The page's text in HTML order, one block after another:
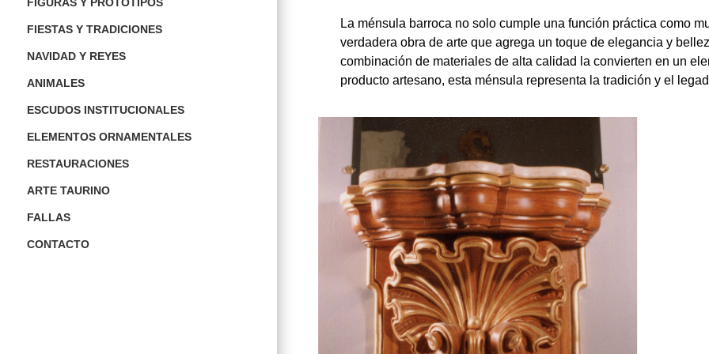
FIESTAS Y TRADICIONES
NAVIDAD Y REYES
ANIMALES
ESCUDOS INSTITUCIONALES
ELEMENTOS ORNAMENTALES
RESTAURACIONES
ARTE TAURINO
FALLAS
CONTACTO
La ménsula barroca no solo cumple una función práctica como
verdadera obra de arte que agrega un toque de elegancia y
combinación de materiales de alta calidad la convierten en un
producto artesano, esta ménsula representa la tradición y el